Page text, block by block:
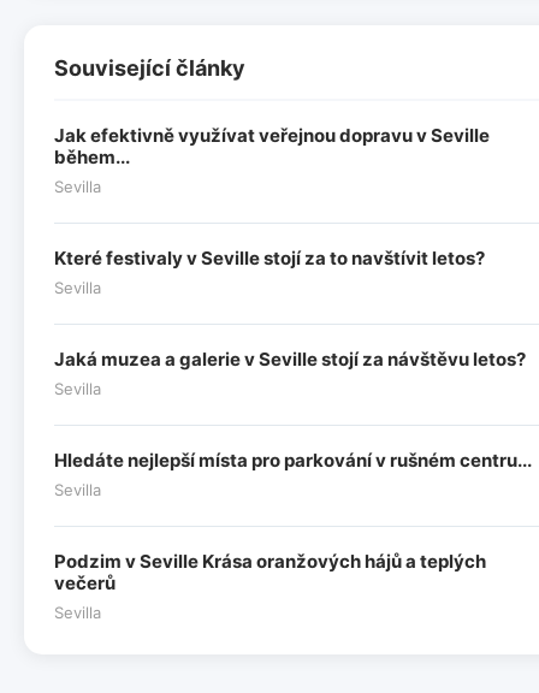
Související články
Jak efektivně využívat veřejnou dopravu v Seville
během...
Sevilla
Které festivaly v Seville stojí za to navštívit letos?
Sevilla
Jaká muzea a galerie v Seville stojí za návštěvu letos?
Sevilla
Hledáte nejlepší místa pro parkování v rušném centru...
Sevilla
Podzim v Seville Krása oranžových hájů a teplých
večerů
Sevilla